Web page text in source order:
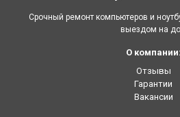
Срочный ремонт компьютеров и
выездом на
О компании:
Отзывы
Гарантии
Вакансии